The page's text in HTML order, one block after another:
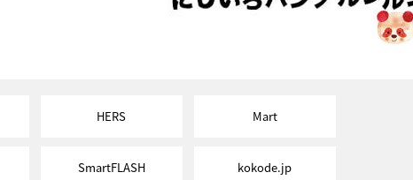
HERS Mart
SmartFLASH kokode.jp